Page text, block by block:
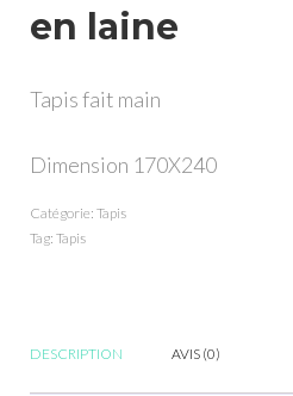
en laine
Tapis fait main
Dimension 170X240
Catégorie: Tapis
Tag: Tapis
DESCRIPTION AVIS (0)